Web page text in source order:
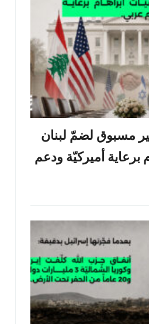
مسبوق لضمّ لبنان
برعاية أميركيّة ودعم